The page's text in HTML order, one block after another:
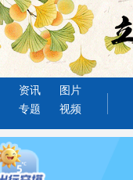
资讯
图片
专题
视频